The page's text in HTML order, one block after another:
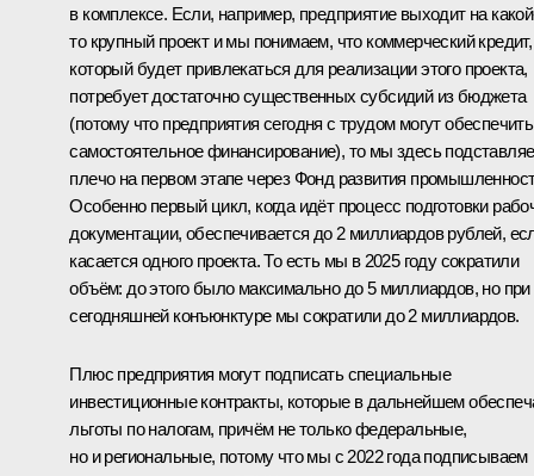
в комплексе. Если, например, предприятие выходит на
то крупный проект и мы понимаем, что коммерческий кредит,
который будет привлекаться для реализации этого проекта,
потребует достаточно существенных субсидий из бюджета
(потому что предприятия сегодня с трудом могут обеспечить
самостоятельное финансирование), то мы здесь
плечо на первом этапе через Фонд развития
Особенно первый цикл, когда идёт процесс подготовки
документации, обеспечивается до 2 миллиардов рублей,
касается одного проекта. То есть мы в 2025 году сократили
объём: до этого было максимально до 5 миллиардов, но при
сегодняшней конъюнктуре мы сократили до 2 миллиардов.
Плюс предприятия могут подписать специальные
инвестиционные контракты, которые в дальнейшем
льготы по налогам, причём не только федеральные,
но и региональные, потому что мы с 2022 года подписываем